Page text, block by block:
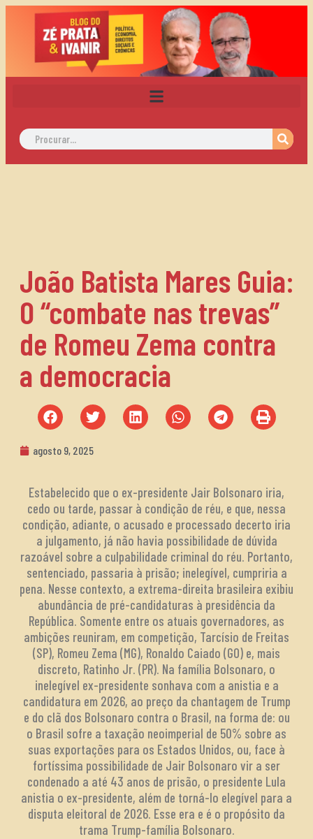
João Batista Mares Guia:
O “combate nas trevas”
de Romeu Zema contra
a democracia
agosto 9, 2025
Estabelecido que o ex-presidente Jair Bolsonaro iria,
cedo ou tarde, passar à condição de réu, e que, nessa
condição, adiante, o acusado e processado decerto iria
a julgamento, já não havia possibilidade de dúvida
razoável sobre a culpabilidade criminal do réu. Portanto,
sentenciado, passaria à prisão; inelegível, cumpriria a
pena. Nesse contexto, a extrema-direita brasileira exibiu
abundância de pré-candidaturas à presidência da
República. Somente entre os atuais governadores, as
ambições reuniram, em competição, Tarcísio de Freitas
(SP), Romeu Zema (MG), Ronaldo Caiado (GO) e, mais
discreto, Ratinho Jr. (PR). Na família Bolsonaro, o
inelegível ex-presidente sonhava com a anistia e a
candidatura em 2026, ao preço da chantagem de Trump
e do clã dos Bolsonaro contra o Brasil, na forma de: ou
o Brasil sofre a taxação neoimperial de 50% sobre as
suas exportações para os Estados Unidos, ou, face à
fortíssima possibilidade de Jair Bolsonaro vir a ser
condenado a até 43 anos de prisão, o presidente Lula
anistia o ex-presidente, além de torná-lo elegível para a
disputa eleitoral de 2026. Esse era e é o propósito da
trama Trump-família Bolsonaro.